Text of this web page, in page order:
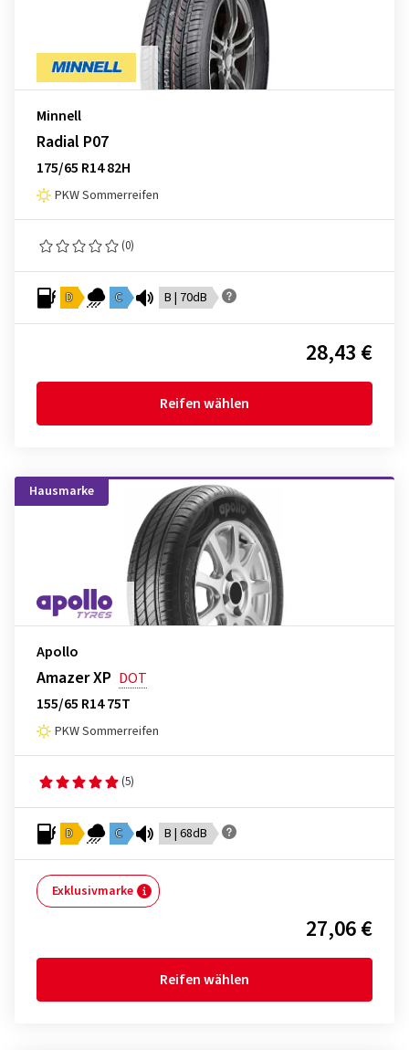
Minnell
Radial P07
175/65 R14 82H
PKW Sommerreifen
(0)
D C B | 70dB
28,43 €
Reifen wählen
Hausmarke
Apollo
Amazer XP DOT
155/65 R14 75T
PKW Sommerreifen
(5)
D C B | 68dB
Exklusivmarke
27,06 €
Reifen wählen